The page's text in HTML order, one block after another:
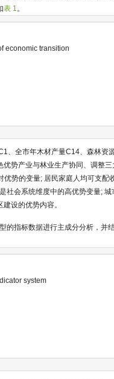
表 1。
economic transition
、全市年木材产量C14、森林资
势产业与林业生产协同、调整三
势的变量; 居民家庭人均可支配
社会系统维度中的高优势变量; 城
设的优势内容。
指标数据进行主成分分析，并
system